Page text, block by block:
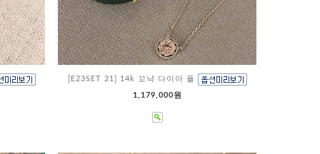
[E23SET 21] 14k 꼬냑 다이아 플
1,179,000원